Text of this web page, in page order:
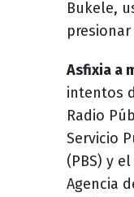
Bukele,
presionar
Asfixia a
intentos
Radio
Servicio
(PBS) y
Agencia